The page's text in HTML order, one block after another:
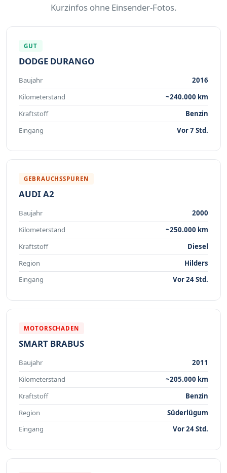
Kurzinfos ohne Einsender-Fotos.
GUT
DODGE DURANGO
Baujahr
2016
Kilometerstand
~240.000 km
Kraftstoff
Benzin
Eingang
Vor 7 Std.
GEBRAUCHSSPUREN
AUDI A2
Baujahr
2000
Kilometerstand
~250.000 km
Kraftstoff
Diesel
Region
Hilders
Eingang
Vor 24 Std.
MOTORSCHADEN
SMART BRABUS
Baujahr
2011
Kilometerstand
~205.000 km
Kraftstoff
Benzin
Region
Süderlügum
Eingang
Vor 24 Std.